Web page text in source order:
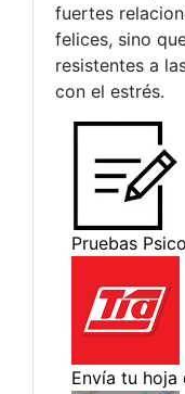
fuertes
felices, sino
resistentes a
con el estrés.